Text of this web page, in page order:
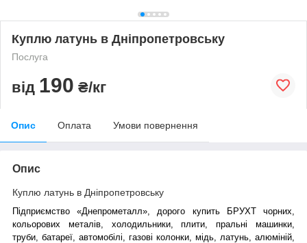
Куплю латунь в Дніпропетровську
Послуга
від 190 ₴/кг
Опис Оплата Умови повернення
Опис
Куплю латунь в Дніпропетровську
Підприємство «Днепрометалл», дорого купить БРУХТ чорних,
кольорових металів, холодильники, плити, пральні машинки,
труби, батареї, автомобілі, газові колонки, мідь, латунь, алюміній,